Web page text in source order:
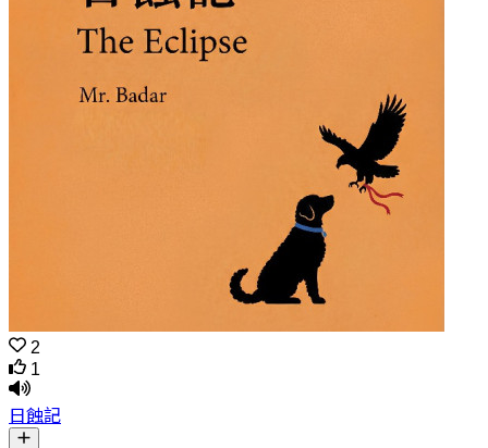
2
1
日蝕記